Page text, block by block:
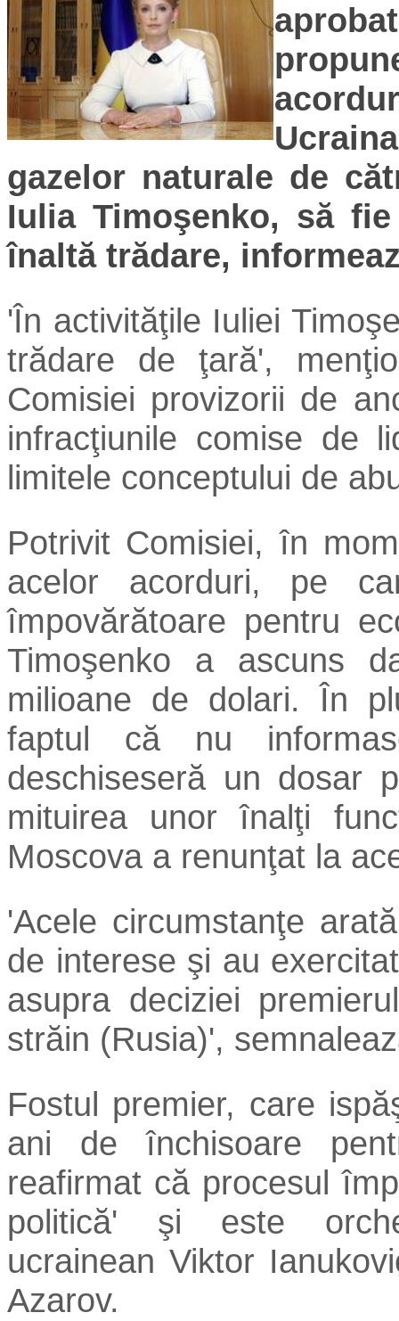
gazelor naturale de
Iulia Timoşenko, să
înaltă trădare,
'În activităţile Iuliei
trădare de ţară',
Comisiei provizorii de
infracţiunile comise de
limitele conceptului de
Potrivit Comisiei, în
acelor acorduri, pe
împovărătoare pentru
Timoşenko a ascuns
milioane de dolari. În
faptul că nu
deschiseseră un dosar
mituirea unor înalţi
Moscova a renunţat la
'Acele circumstanţe
de interese şi au
asupra deciziei
străin (Rusia)',
Fostul premier, care
ani de închisoare
reafirmat că procesul
politică' şi este
ucrainean Viktor
Azarov.